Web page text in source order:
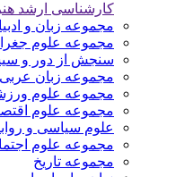
کارشناسی ارشد هنر
مجموعه زبان و
مجموعه علوم
سنجش از دور و
مجموعه زبان عربی
مجموعه علوم
مجموعه علوم
علوم سیاسی و
مجموعه علوم
مجموعه تاریخ